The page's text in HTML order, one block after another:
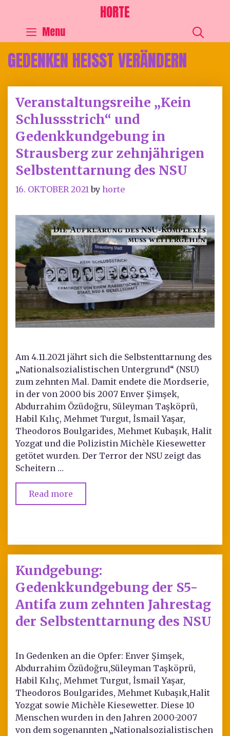
HORTE
Menu
GEDENKEN HEISST VERÄNDERN
Veranstaltungsreihe „Kein
Schlussstrich“ und
Gedenkkundgebung in
Strausberg zur zehnjährigen
Selbstenttarnung des NSU
16. OKTOBER 2021 byhorte
Am 4.11.2021 jährt sich die Selbstenttarnung des
„Nationalsozialistischen Untergrund“ (NSU)
zum zehnten Mal. Damit endete die Mordserie,
in der von 2000 bis 2007 Enver Şimşek,
Abdurrahim Özüdoğru, Süleyman Taşköprü,
Habil Kılıç, Mehmet Turgut, İsmail Yaşar,
Theodoros Boulgarides, Mehmet Kubaşık, Halit
Yozgat und die Polizistin Michèle Kiesewetter
getötet wurden. Der Terror der NSU zeigt das
Scheitern …
Read more
Kundgebung:
Gedenkkundgebung der S5-
Antifa zum zehnten Jahrestag
der Selbstenttarnung des NSU
In Gedenken an die Opfer: Enver Şimşek,
Abdurrahim Özüdoğru,Süleyman Taşköprü,
Habil Kılıç, Mehmet Turgut, İsmail Yaşar,
Theodoros Boulgarides, Mehmet Kubaşık,Halit
Yozgat sowie Michèle Kiesewetter. Diese 10
Menschen wurden in den Jahren 2000-2007
von dem sogenannten „Nationalsozialistischen